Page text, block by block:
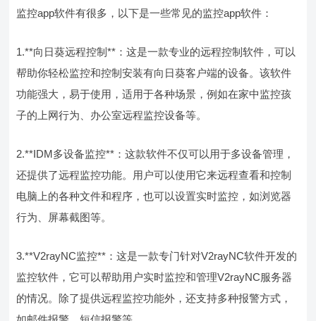
监控app软件有很多，以下是一些常见的监控app软件：
1.**向日葵远程控制**：这是一款专业的远程控制软件，可以
帮助你轻松监控和控制安装有向日葵客户端的设备。该软件
功能强大，易于使用，适用于各种场景，例如在家中监控孩
子的上网行为、办公室远程监控设备等。
2.**IDM多设备监控**：这款软件不仅可以用于多设备管理，
还提供了远程监控功能。用户可以使用它来远程查看和控制
电脑上的各种文件和程序，也可以设置实时监控，如浏览器
行为、屏幕截图等。
3.**V2rayNC监控**：这是一款专门针对V2rayNC软件开发的
监控软件，它可以帮助用户实时监控和管理V2rayNC服务器
的情况。除了提供远程监控功能外，还支持多种报警方式，